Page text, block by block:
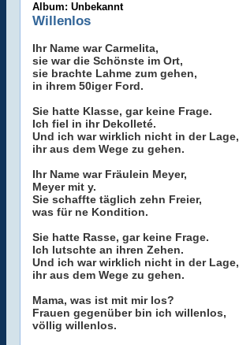
Album: Unbekannt
Willenlos
Ihr Name war Carmelita,
sie war die Schönste im Ort,
sie brachte Lahme zum gehen,
in ihrem 50iger Ford.
Sie hatte Klasse, gar keine Frage.
Ich fiel in ihr Dekolleté.
Und ich war wirklich nicht in der Lage,
ihr aus dem Wege zu gehen.
Ihr Name war Fräulein Meyer,
Meyer mit y.
Sie schaffte täglich zehn Freier,
was für ne Kondition.
Sie hatte Rasse, gar keine Frage.
Ich lutschte an ihren Zehen.
Und ich war wirklich nicht in der Lage,
ihr aus dem Wege zu gehen.
Mama, was ist mit mir los?
Frauen gegenüber bin ich willenlos,
völlig willenlos.